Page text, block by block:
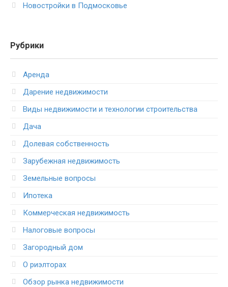
Новостройки в Подмосковье
Рубрики
Аренда
Дарение недвижимости
Виды недвижимости и технологии строительства
Дача
Долевая собственность
Зарубежная недвижимость
Земельные вопросы
Ипотека
Коммерческая недвижимость
Налоговые вопросы
Загородный дом
О риэлторах
Обзор рынка недвижимости